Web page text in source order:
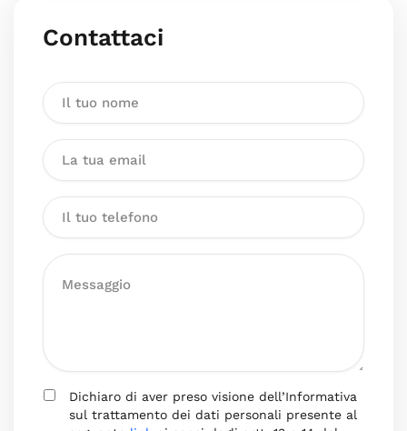
Contattaci
Dichiaro di aver preso visione dell’Informativa
sul trattamento dei dati personali presente al